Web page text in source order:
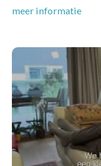
meer informatie